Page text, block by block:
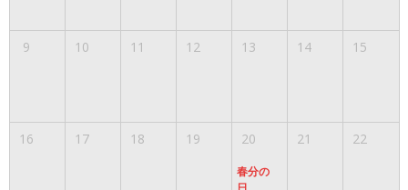
9 10 11 12 13 14 15
16 17 18 19 20
春分の
21 22